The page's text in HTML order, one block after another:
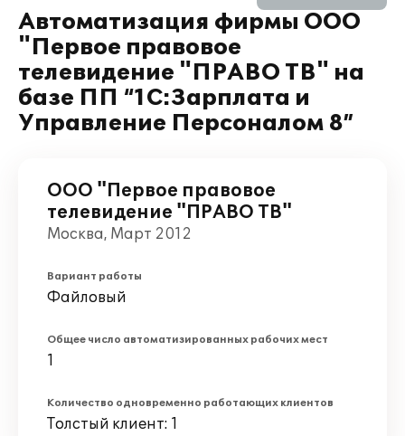
Автоматизация фирмы ООО
"Первое правовое
телевидение "ПРАВО ТВ" на
базе ПП “1С:Зарплата и
Управление Персоналом 8”
ООО "Первое правовое
телевидение "ПРАВО ТВ"
Москва, Март 2012
Вариант работы
Файловый
Общее число автоматизированных рабочих мест
1
Количество одновременно работающих клиентов
Толстый клиент: 1